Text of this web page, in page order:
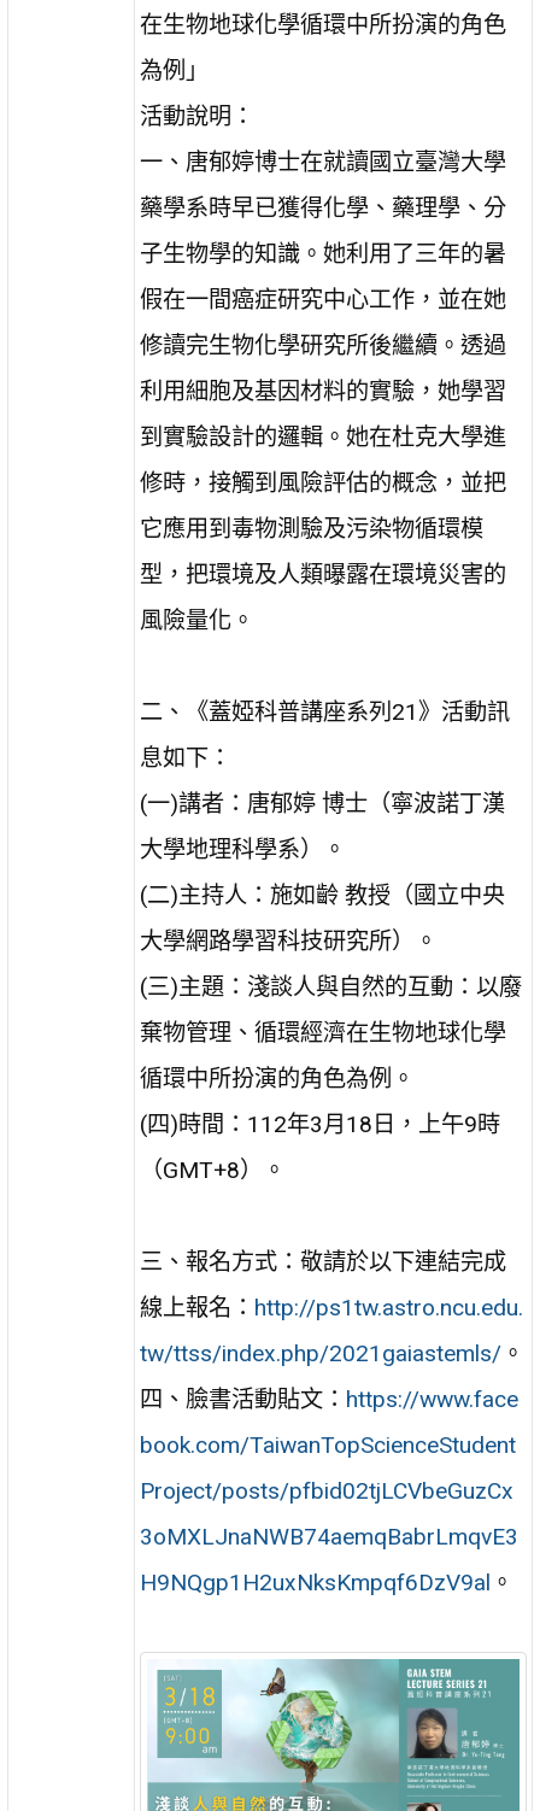
在生物地球化學循環中所扮演的角色
為例」
活動說明：
一、唐郁婷博士在就讀國立臺灣大學
藥學系時早已獲得化學、藥理學、分
子生物學的知識。她利用了三年的暑
假在一間癌症研究中心工作，並在她
修讀完生物化學研究所後繼續。透過
利用細胞及基因材料的實驗，她學習
到實驗設計的邏輯。她在杜克大學進
修時，接觸到風險評估的概念，並把
它應用到毒物測驗及污染物循環模
型，把環境及人類曝露在環境災害的
風險量化。
二、《蓋婭科普講座系列21》活動訊
息如下：
(一)講者：唐郁婷 博士（寧波諾丁漢
大學地理科學系）。
(二)主持人：施如齡 教授（國立中央
大學網路學習科技研究所）。
(三)主題：淺談人與自然的互動：以廢
棄物管理、循環經濟在生物地球化學
循環中所扮演的角色為例。
(四)時間：112年3月18日，上午9時
（GMT+8）。
三、報名方式：敬請於以下連結完成
線上報名： http://ps1tw.astro.ncu.edu.
tw/ttss/index.php/2021gaiastemls/ 。
四、臉書活動貼文： https://www.face
book.com/TaiwanTopScienceStudent
Project/posts/pfbid02tjLCVbeGuzCx
3oMXLJnaNWB74aemqBabrLmqvE3
H9NQgp1H2uxNksKmpqf6DzV9al 。